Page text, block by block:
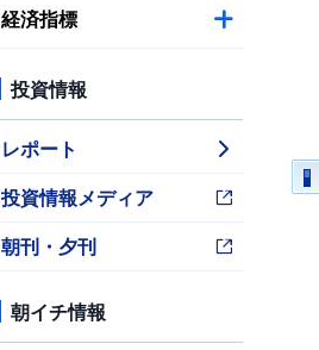
経済指標
投資情報
レポート
投資情報メディア
朝刊・夕刊
朝イチ情報